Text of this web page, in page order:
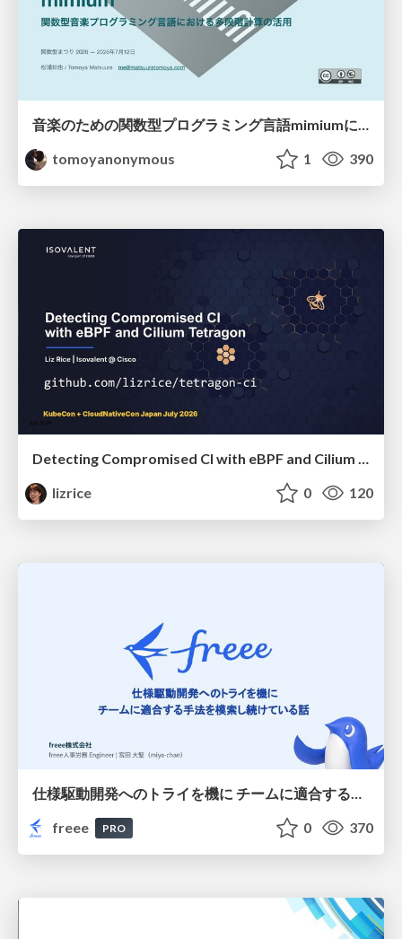
音楽のための関数型プログラミング言語mimiumにおける多段階計算の活用
tomoyanonymous
1 390
Detecting Compromised CI with eBPF and Cilium Tetragon
lizrice
0 120
freee
PRO 0 370